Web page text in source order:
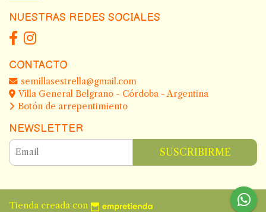
NUESTRAS REDES SOCIALES
CONTACTO
semillasestrella@gmail.com
Villa General Belgrano - Córdoba - Argentina
Botón de arrepentimiento
NEWSLETTER
SUSCRIBIRME
Tienda creada con